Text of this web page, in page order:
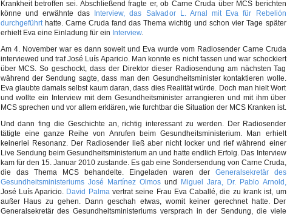
Krankheit betroffen sei. Abschließend fragte er, ob Carne Cruda über MCS berichten
könne und erwähnte das Interview, das Salvador L. Arnal mit Eva für Rebelión
durchgeführthatte. Carne Cruda fand das Thema wichtig und schon vier Tage später
erhielt Eva eine Einladung für ein Interview.
Am 4. November war es dann soweit und Eva wurde vom Radiosender Carne Cruda
interviewed und traf José Luís Aparicio. Man konnte es nicht fassen und war schockiert
über MCS. So geschockt, dass der Direktor dieser Radiosendung am nächsten Tag
während der Sendung sagte, dass man den Gesundheitsminister kontaktieren wolle.
Eva glaubte damals selbst kaum daran, dass dies Realität würde. Doch man hielt Wort
und wollte ein Interview mit dem Gesundheitsminister arrangieren und mit ihm über
MCS sprechen und vor allem erklären, wie furchtbar die Situation der MCS Kranken ist.
Und dann fing die Geschichte an, richtig interessant zu werden. Der Radiosender
tätigte eine ganze Reihe von Anrufen beim Gesundheitsministerium. Man erhielt
keinerlei Resonanz. Der Radiosender ließ aber nicht locker und rief während einer
Live Sendung beim Gesundheitsministerium an und hatte endlich Erfolg. Das Interview
kam für den 15. Januar 2010 zustande. Es gab eine Sondersendung von Carne Cruda,
die das Thema MCS behandelte. Eingeladen waren der Generalsekretär des
Gesundheitsministeriums José Martínez Olmosund Miguel Jara, Dr. Pablo Arnold,
José Luís Aparicio. David Palmavertrat seine Frau Eva Caballé, die zu krank ist, um
außer Haus zu gehen. Dann geschah etwas, womit keiner gerechnet hatte. Der
Generalsekretär des Gesundheitsministeriums versprach in der Sendung, die viele